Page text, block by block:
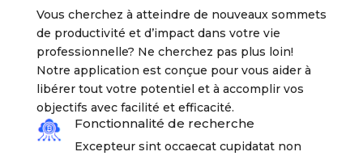
Vous cherchez à atteindre de nouveaux sommets
de productivité et d’impact dans votre vie
professionnelle? Ne cherchez pas plus loin!
Notre application est conçue pour vous aider à
libérer tout votre potentiel et à accomplir vos
objectifs avec facilité et efficacité.
Fonctionnalité de recherche
Excepteur sint occaecat cupidatat non